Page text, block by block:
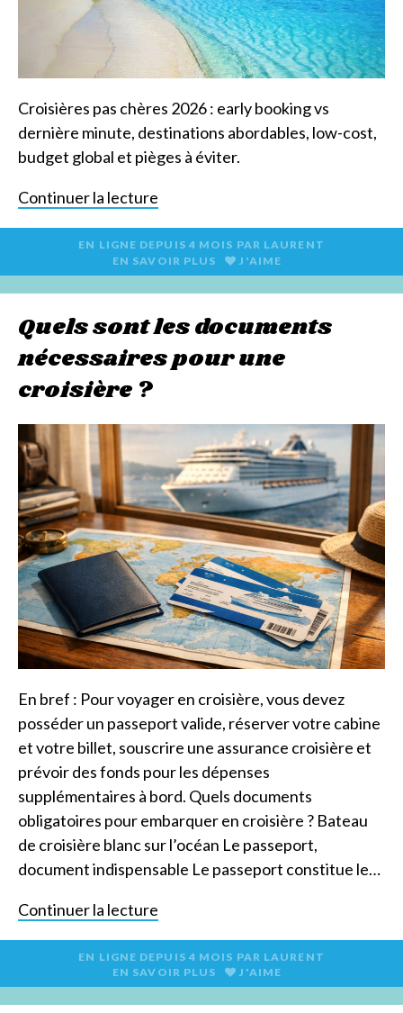
Croisières pas chères 2026 : early booking vs
dernière minute, destinations abordables, low-cost,
budget global et pièges à éviter.
Continuer la lecture
EN LIGNE DEPUIS 4 MOIS PAR LAURENT
EN SAVOIR PLUS
J'AIME
Quels sont les documents
nécessaires pour une
croisière ?
En bref : Pour voyager en croisière, vous devez
posséder un passeport valide, réserver votre cabine
et votre billet, souscrire une assurance croisière et
prévoir des fonds pour les dépenses
supplémentaires à bord. Quels documents
obligatoires pour embarquer en croisière ? Bateau
de croisière blanc sur l’océan Le passeport,
document indispensable Le passeport constitue le…
Continuer la lecture
EN LIGNE DEPUIS 4 MOIS PAR LAURENT
EN SAVOIR PLUS
J'AIME